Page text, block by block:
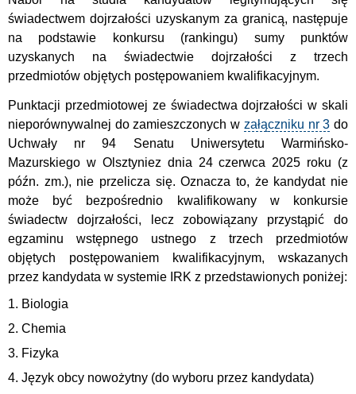
świadectwem dojrzałości uzyskanym za granicą, następuje
na podstawie konkursu (rankingu) sumy punktów
uzyskanych na świadectwie dojrzałości z trzech
przedmiotów objętych postępowaniem kwalifikacyjnym.
Punktacji przedmiotowej ze świadectwa dojrzałości w skali
nieporównywalnej do zamieszczonych w załączniku nr 3 do
Uchwały nr 94 Senatu Uniwersytetu Warmińsko-
Mazurskiego w Olsztyniez dnia 24 czerwca 2025 roku (z
późn. zm.), nie przelicza się. Oznacza to, że kandydat nie
może być bezpośrednio kwalifikowany w konkursie
świadectw dojrzałości, lecz zobowiązany przystąpić do
egzaminu wstępnego ustnego z trzech przedmiotów
objętych postępowaniem kwalifikacyjnym, wskazanych
przez kandydata w systemie IRK z przedstawionych poniżej:
1. Biologia
2. Chemia
3. Fizyka
4. Język obcy nowożytny (do wyboru przez kandydata)